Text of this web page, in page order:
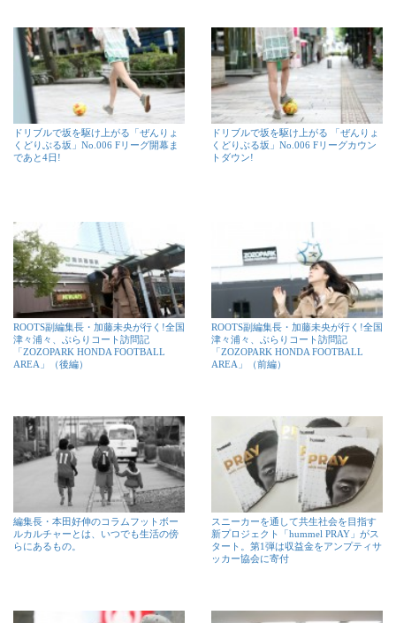
ドリブルで坂を駆け上がる「ぜんりょ
くどりぶる坂」No.006 Fリーグ開幕ま
であと4日!
ドリブルで坂を駆け上がる 「ぜんりょ
くどりぶる坂」No.006 Fリーグカウン
トダウン!
ROOTS副編集長・加藤未央が行く!全国
津々浦々、ぶらりコート訪問記
「ZOZOPARK HONDA FOOTBALL
AREA」（後編）
ROOTS副編集長・加藤未央が行く!全国
津々浦々、ぶらりコート訪問記
「ZOZOPARK HONDA FOOTBALL
AREA」（前編）
編集長・本田好伸のコラムフットボー
ルカルチャーとは、いつでも生活の傍
らにあるもの。
スニーカーを通して共生社会を目指す
新プロジェクト「hummel PRAY」がス
タート。第1弾は収益金をアンプティサ
ッカー協会に寄付